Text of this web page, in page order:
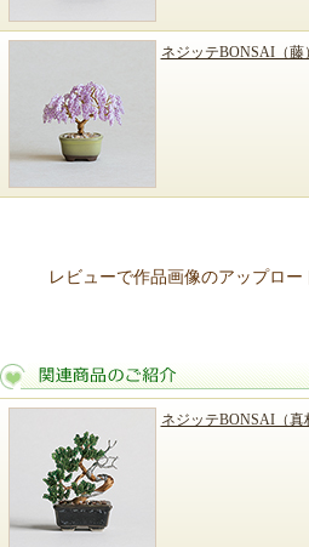
ネジッテBONSAI（藤）
レビューで作品画像のアップロ
ネジッテBONSAI（真